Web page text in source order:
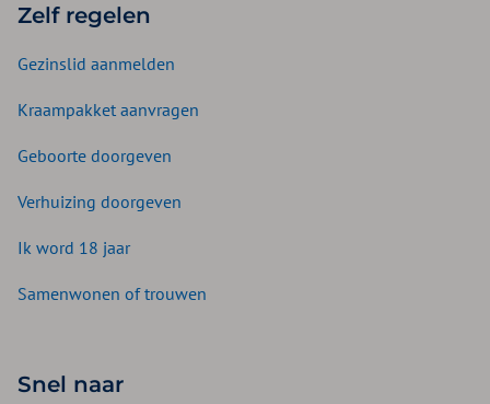
Zelf regelen
Gezinslid aanmelden
Kraampakket aanvragen
Geboorte doorgeven
Verhuizing doorgeven
Ik word 18 jaar
Samenwonen of trouwen
Snel naar